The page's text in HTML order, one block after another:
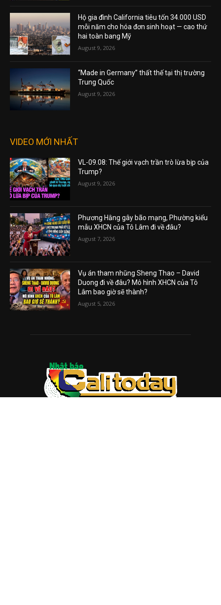
Hộ gia đình California tiêu tốn 34.000 USD
mỗi năm cho hóa đơn sinh hoạt — cao thứ
hai toàn bang Mỹ
August 9, 2026
“Made in Germany” thất thế tại thị trường
Trung Quốc
August 9, 2026
VIDEO MỚI NHẤT
VL-09.08: Thế giới vạch trần trò lừa bịp của
Trump?
August 9, 2026
Phương Hằng gây bão mạng, Phường kiểu
mẫu XHCN của Tô Lâm đi về đâu?
August 7, 2026
Vụ án tham nhũng Sheng Thao – David
Duong đi về đâu? Mô hình XHCN của Tô
Lâm bao giờ sẽ thành?
August 5, 2026